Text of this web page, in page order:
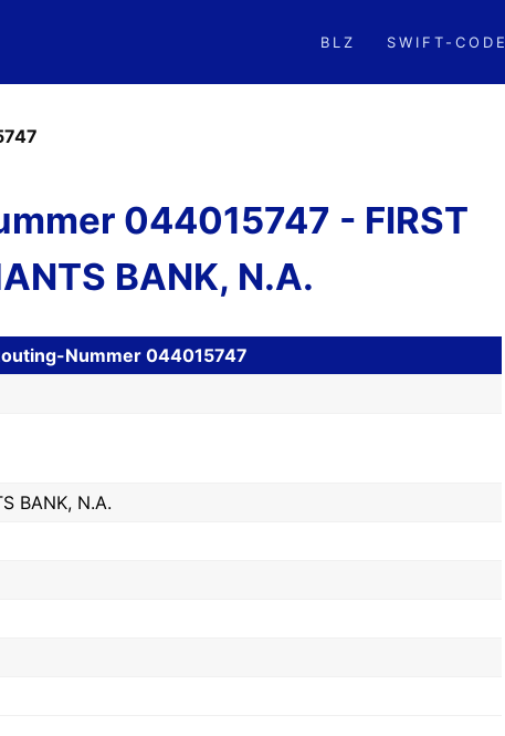
BLZ SWIFT-CODE
044015747 - FIRST
BANK, N.A.
Nummer 044015747
BANK, N.A.